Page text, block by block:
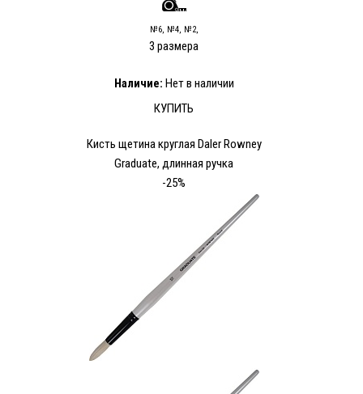
№6, №4, №2,
3 размера
Наличие: Нет в наличии
КУПИТЬ
Кисть щетина круглая Daler Rowney
Graduate, длинная ручка
-25%